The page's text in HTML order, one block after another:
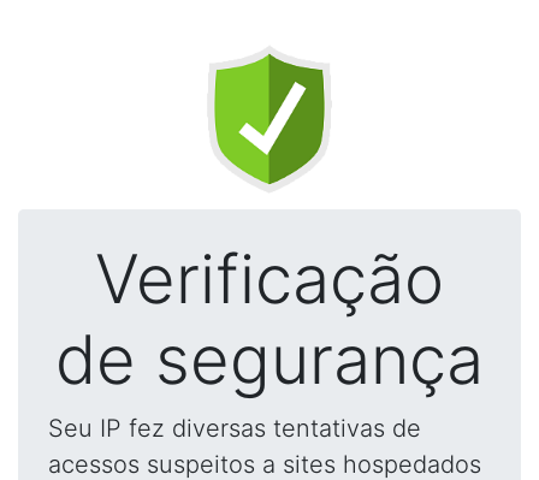
Verificação
de segurança
Seu IP fez diversas tentativas de
acessos suspeitos a sites hospedados